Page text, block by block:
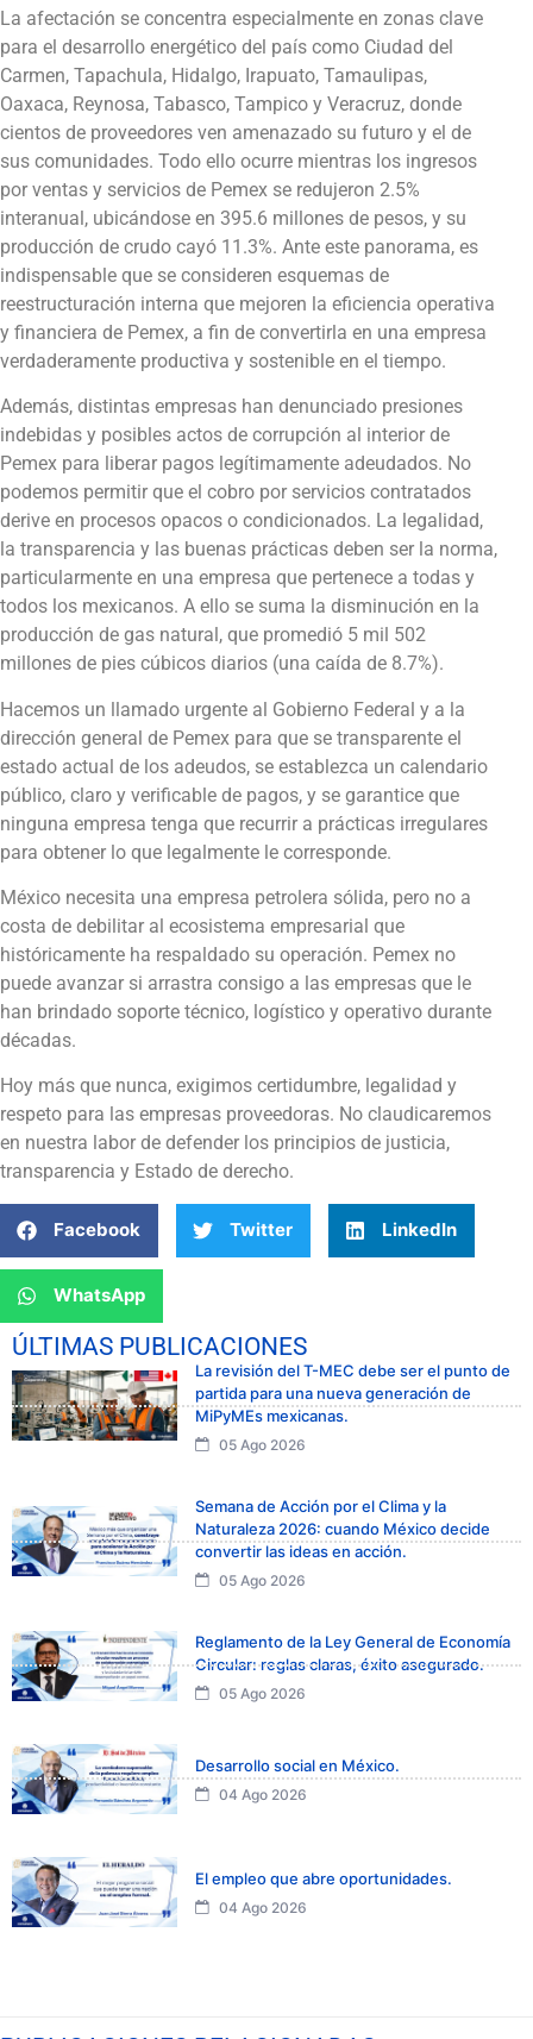
La afectación se concentra especialmente en zonas clave
para el desarrollo energético del país como Ciudad del
Carmen, Tapachula, Hidalgo, Irapuato, Tamaulipas,
Oaxaca, Reynosa, Tabasco, Tampico y Veracruz, donde
cientos de proveedores ven amenazado su futuro y el de
sus comunidades. Todo ello ocurre mientras los ingresos
por ventas y servicios de Pemex se redujeron 2.5%
interanual, ubicándose en 395.6 millones de pesos, y su
producción de crudo cayó 11.3%. Ante este panorama, es
indispensable que se consideren esquemas de
reestructuración interna que mejoren la eficiencia operativa
y financiera de Pemex, a fin de convertirla en una empresa
verdaderamente productiva y sostenible en el tiempo.
Además, distintas empresas han denunciado presiones
indebidas y posibles actos de corrupción al interior de
Pemex para liberar pagos legítimamente adeudados. No
podemos permitir que el cobro por servicios contratados
derive en procesos opacos o condicionados. La legalidad,
la transparencia y las buenas prácticas deben ser la norma,
particularmente en una empresa que pertenece a todas y
todos los mexicanos. A ello se suma la disminución en la
producción de gas natural, que promedió 5 mil 502
millones de pies cúbicos diarios (una caída de 8.7%).
Hacemos un llamado urgente al Gobierno Federal y a la
dirección general de Pemex para que se transparente el
estado actual de los adeudos, se establezca un calendario
público, claro y verificable de pagos, y se garantice que
ninguna empresa tenga que recurrir a prácticas irregulares
para obtener lo que legalmente le corresponde.
México necesita una empresa petrolera sólida, pero no a
costa de debilitar al ecosistema empresarial que
históricamente ha respaldado su operación. Pemex no
puede avanzar si arrastra consigo a las empresas que le
han brindado soporte técnico, logístico y operativo durante
décadas.
Hoy más que nunca, exigimos certidumbre, legalidad y
respeto para las empresas proveedoras. No claudicaremos
en nuestra labor de defender los principios de justicia,
transparencia y Estado de derecho.
Facebook Twitter LinkedIn
WhatsApp
ÚLTIMAS PUBLICACIONES
La revisión del T-MEC debe ser el punto de
partida para una nueva generación de
MiPyMEs mexicanas.
05 Ago 2026
Semana de Acción por el Clima y la
Naturaleza 2026: cuando México decide
convertir las ideas en acción.
05 Ago 2026
Reglamento de la Ley General de Economía
Circular: reglas claras, éxito asegurado.
05 Ago 2026
Desarrollo social en México.
04 Ago 2026
El empleo que abre oportunidades.
04 Ago 2026